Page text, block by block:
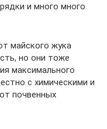
и много много
майского жука
но они тоже
максимального
с химическими и
почвенных